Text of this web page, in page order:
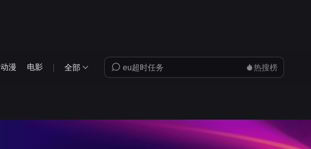
动漫 电影 全部 热搜榜